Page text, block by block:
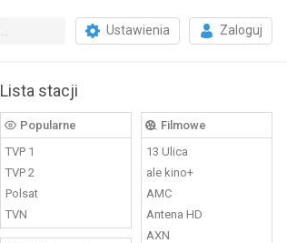
Ustawienia Zaloguj
Lista stacji
Popularne
TVP 1
TVP 2
Polsat
TVN
Filmowe
13 Ulica
ale kino+
AMC
Antena HD
AXN
Pn 17.08